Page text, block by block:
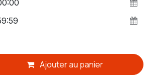
Ajouter au panier